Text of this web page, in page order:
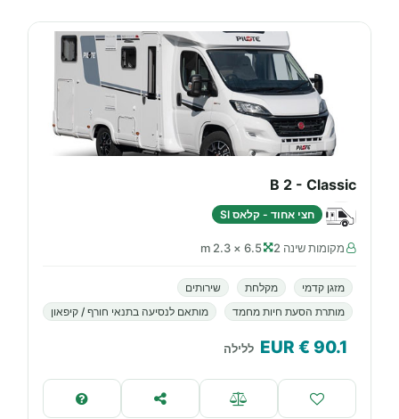
B 2 - Classic
חצי אחוד - קלאס SI
מקומות שינה 2 6.5 × 2.3 m
מזגן קדמי מקלחת
שירותים
מותרת הסעת חיות מחמד
מותאם לנסיעה בתנאי חורף / קיפאון
90.1
€ EUR ללילה